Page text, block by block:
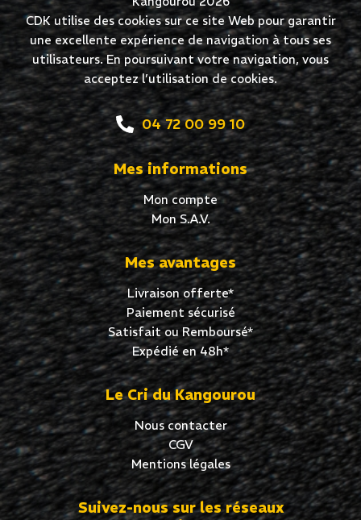
CDK utilise des cookies sur ce site Web pour garantir
une excellente expérience de navigation à tous ses
utilisateurs. En poursuivant votre navigation, vous
acceptez l’utilisation de cookies.
04 72 00 99 10
Mes informations
Mon compte
Mon S.A.V.
Mes avantages
Livraison offerte*
Paiement sécurisé
Satisfait ou Remboursé*
Expédié en 48h*
Le Cri du Kangourou
Nous contacter
CGV
Mentions légales
Suivez-nous sur les réseaux